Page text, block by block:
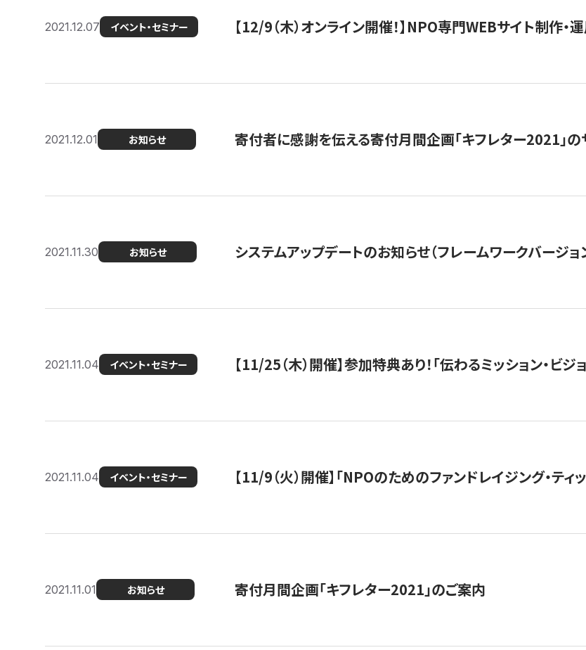
2021.12.07 イベント・セミナー 【12/9（木）オンライン開催！】NPO専門WEBサイト制作
2021.12.01 お知らせ 寄付者に感謝を伝える寄付月間企画「キフレター2021」
2021.11.30 お知らせ システムアップデートのお知らせ（フレームワークバージョ
2021.11.04 イベント・セミナー 【11/25（木）開催】参加特典あり！「伝わるミッション・
2021.11.04 イベント・セミナー 【11/9（火）開催】「NPOのためのファンドレイジング・
2021.11.01 お知らせ 寄付月間企画「キフレター2021」のご案内